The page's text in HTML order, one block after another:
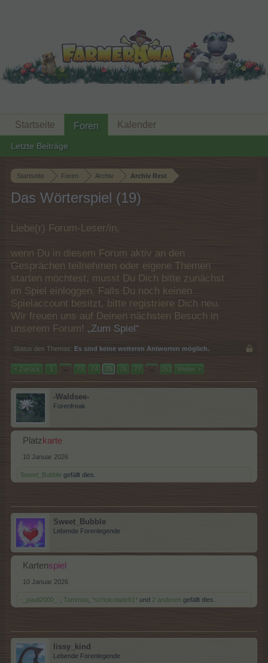
Startseite Foren Archiv Archiv Rest
Das Wörterspiel (19)
Liebe(r) Forum-Leser/in,
wenn Du in diesem Forum aktiv an den
Gesprächen teilnehmen oder eigene Themen
starten möchtest, musst Du Dich bitte zunächst
im Spiel einloggen. Falls Du noch keinen
Spielaccount besitzt, bitte registriere Dich neu.
Wir freuen uns auf Deinen nächsten Besuch in
unserem Forum! „Zum Spiel“
Status des Themas: Es sind keine weiteren Antworten möglich.
< Zurück 1 ← 73 74 75 76 77 → 251 Weiter >
-Waldsee-
Forenfreak
Platzkarte
10 Januar 2026
Sweet_Bubble gefällt dies.
Sweet_Bubble
Lebende Forenlegende
Kartenspiel
10 Januar 2026
-_pauli2000_- Tammoo *schokolade61* und 2 anderen gefällt dies.
lissy_kind
Lebende Forenlegende
Startseite Foren
Letzte Beiträge
Kalender